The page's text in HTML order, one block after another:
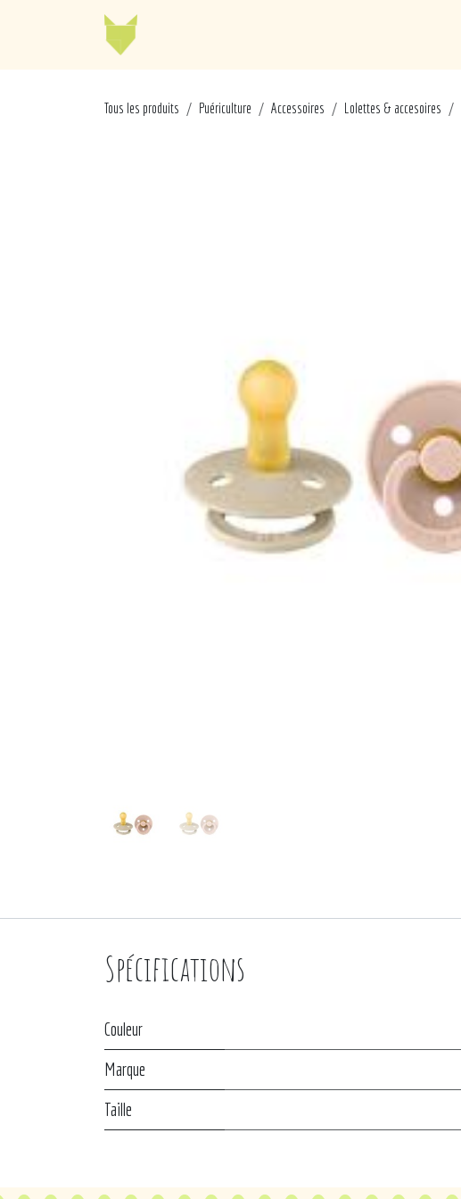
Tous les produits Puériculture Accessoires Lolettes & accesoires
Spécifications
Couleur
Marque
Taille